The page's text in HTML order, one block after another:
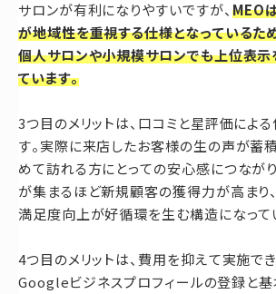
サロンが有利になりやすいですが、MEO
が地域性を重視する仕様となっているた
個人サロンや小規模サロンでも上位表示
ています。
3つ目のメリットは、口コミと星評価によ
す。実際に来店したお客様の生の声が蓄
めて訪れる方にとっての安心感につなが
が集まるほど新規顧客の獲得力が高まり
満足度向上が好循環を生む構造になって
4つ目のメリットは、費用を抑えて実施で
Googleビジネスプロフィールの登録と